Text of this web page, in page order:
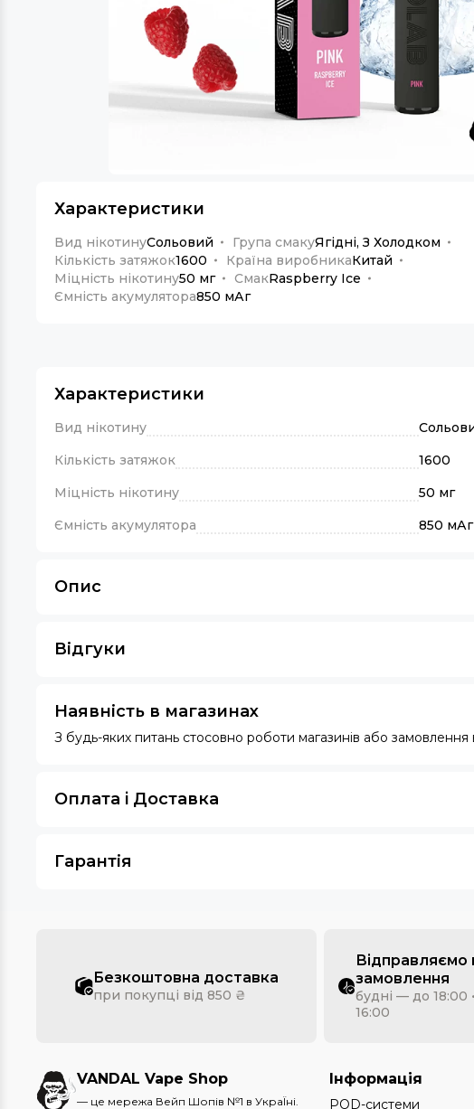
Характеристики
Вид нікотинуСольовий Група смакуЯгідні, З Холодком
Кількість затяжок1600 Країна виробникаКитай
Міцність нікотину50 мг СмакRaspberry Ice
Ємність акумулятора850 мАг
Характеристики
Вид нікотину
Кількість затяжок
1600
Міцність нікотину
50 мг
Ємність акумулятора
850 мАг
Опис
Відгуки
Наявність в магазинах
З будь-яких питань стосовно роботи магазинів або
Оплата i Доставка
Гарантія
Безкоштовна доставка
при покупці від 850 ₴
Відправляємо
замовлення
будні — до 18:00
16:00
VANDAL Vape Shop
— це мережа Вейп Шопів №1 в УкраЇні.
Інформація
POD-системи